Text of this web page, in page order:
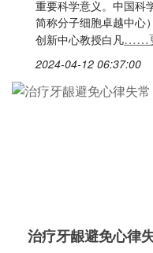
重要科学意义。中国科
简称分子细胞卓越中心
创新中心教授白凡……
2024-04-12 06:37:00
治疗牙龈避免心律